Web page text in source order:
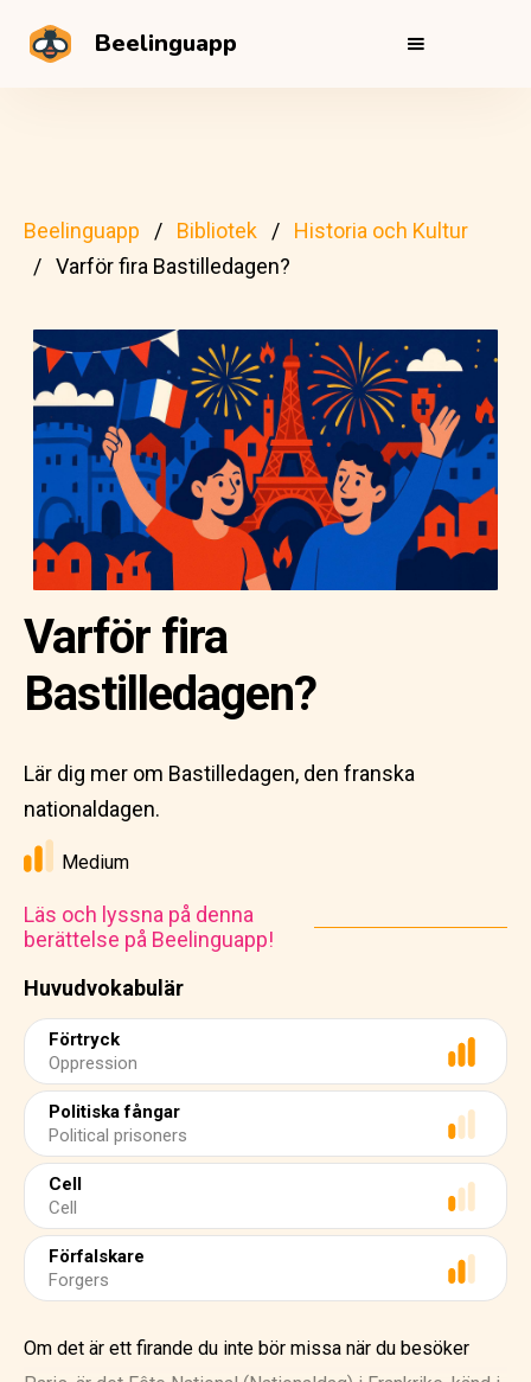
Beelinguapp
Beelinguapp Bibliotek
Historia och Kultur
Varför fira Bastilledagen?
Huvudvokabulär
Förtryck
Oppression
Politiska fångar
Political prisoners
Cell
Cell
Förfalskare
Forgers
Varför fira
Bastilledagen?
Lär dig mer om Bastilledagen, den franska
nationaldagen.
Medium
Läs och lyssna på denna
berättelse på Beelinguapp!
Om det är ett firande du inte bör missa när du besöker